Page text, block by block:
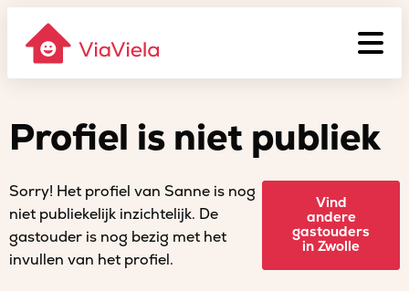
Profiel is niet publiek
Sorry! Het profiel van Sanne is nog
niet publiekelijk inzichtelijk. De
gastouder is nog bezig met het
invullen van het profiel.
Vind
andere
gastouders
in Zwolle